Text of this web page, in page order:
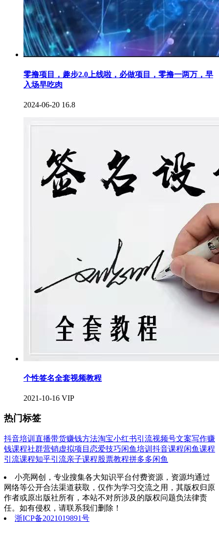
零撸项目，趣步2.0上线啦，必做项目，零撸一两万，早
入场早吃肉
2024-06-20 16.8
个性签名全套视频教程
2021-10-16 VIP
热门标签
抖音培训 直播带货赚钱方法淘宝小红书引流视频号文案写作赚
钱课程社群营销虚拟项目 恋爱技巧闲鱼培训 抖音课程闲鱼课程
引流课程知乎引流亲子课程股票教程拼多多闲鱼
小亮网创，专业搜集各大知识平台付费资源，资源均通过
网络等公开合法渠道获取，仅作为学习交流之用，其版权归原
作者或原出版社所有，本站不对所涉及的版权问题负法律责
任。如有侵权，请联系我们删除！
浙ICP备2021019891号